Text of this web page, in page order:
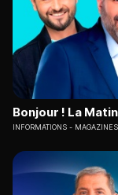
Bonjour ! La
INFORMATIONS MAGAZINES